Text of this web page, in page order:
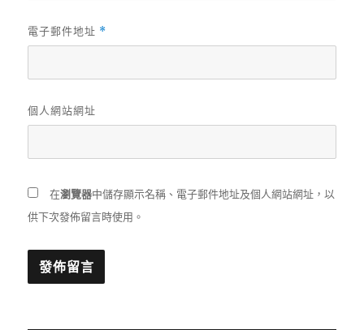
電子郵件地址 *
個人網站網址
在瀏覽器中儲存顯示名稱、電子郵件地址及個人網站網址，以
供下次發佈留言時使用。